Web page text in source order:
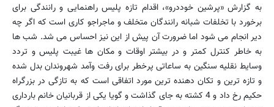
به گزارش «پرشین خوددرو»، اقدام تازه پلیس راهنمایی و رانندگی برای
برخورد با تخلفات شبانه رانندگان متخلف و ماجراجو کاری است که اگر چه
دیر انجام می شود اما ضرورت آن پیش از این نیز احساس می شد. شب ها
به خاطر کنترل کمتر و در بیشتر اوقات و مکان ها غیبت پلیس و تردد
وسایط نقلیه سنگین به ساعاتی پرخطر برای رفت وآمد شهروندان بدل شده
و تازه ترین و تکان دهنده ترین مورد اتفاقی است که به تازگی در بزرگراه
حکیم رخ داد و 4 کشته به جای گذاشت و گویا یکی از قربانیان خانم بارداری